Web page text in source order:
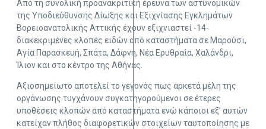
Από τη συνολική προανακριτική έρευνα των αστυνομικών
της Υποδιεύθυνσης Δίωξης και Εξιχνίασης Εγκλημάτων
Βορειοανατολικής Αττικής έχουν εξιχνιαστεί -14-
διακεκριμένες κλοπές ειδών από καταστήματα σε Μαρούσι,
Αγία Παρασκευή, Σπάτα, Δάφνη, Νέα Ερυθραία, Χαλάνδρι,
Ίλιον και στο κέντρο της Αθήνας.
Αξιοσημείωτο αποτελεί το γεγονός πως αρκετά μέλη της
οργάνωσης τυγχάνουν συγκατηγορούμενοι σε έτερες
υποθέσεις κλοπών από καταστήματα ενώ κάποιοι εξ’ αυτών
κατείχαν πλήθος διαφορετικών στοιχείων ταυτοποίησης με